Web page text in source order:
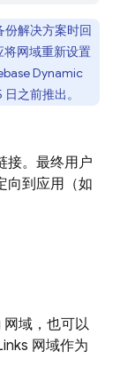
份解决方案时回
将网域重新设置
Dynamic
之前推出。
接。最终用户
向到应用（如
网域，也可以
网域作为